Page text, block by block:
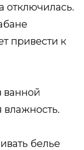
отключилась.
привести к
ванной
белье